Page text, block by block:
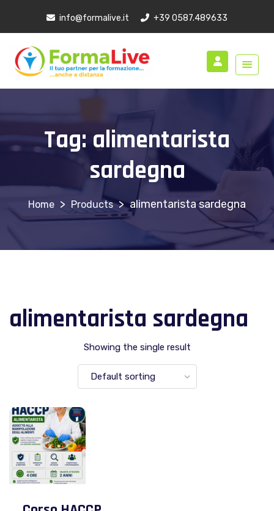
info@formalive.it +39 0587.489633
Tag: alimentarista
sardegna
> Products > alimentarista sardegna
alimentarista sardegna
Showing the single result